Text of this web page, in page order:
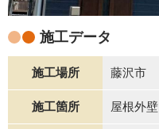
施工データ
施工場所 藤沢市
施工箇所 屋根外壁